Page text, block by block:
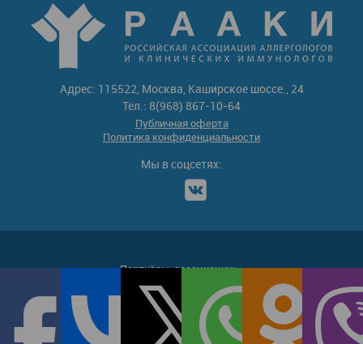
Адрес: 115522, Москва, Каширское шоссе., 24
Тел.: 8(968) 867-10-64
Публичная оферта
Политика конфиденциальности
Мы в соцсетях:
Партнёры-ассоциации: